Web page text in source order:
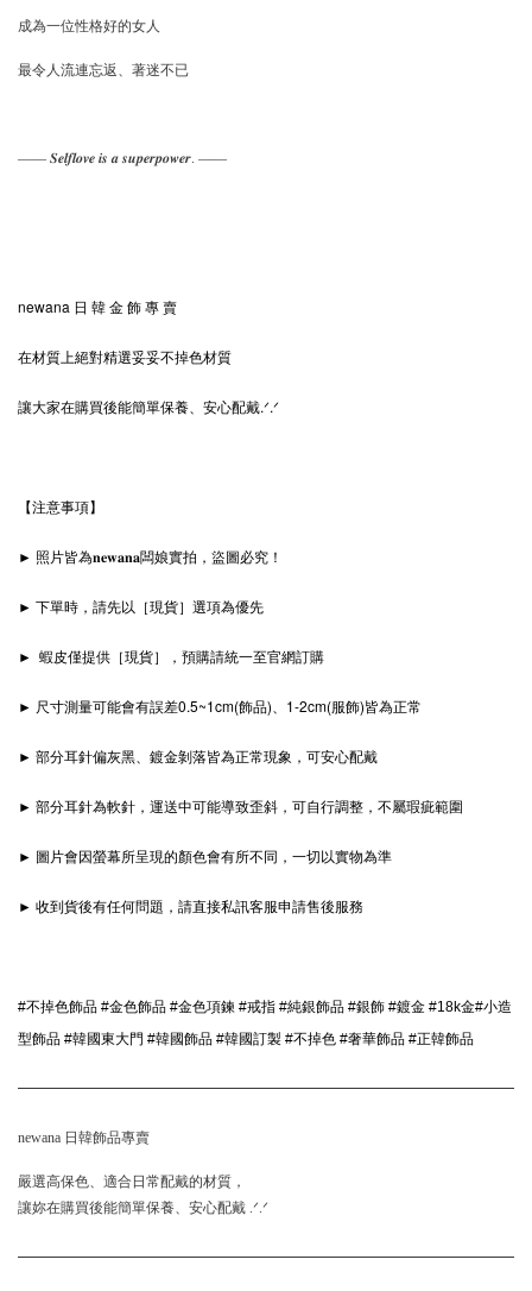
成為一位性格好的女人
最令人流連忘返、著迷不已
—— 𝑺𝒆𝒍𝒇𝒍𝒐𝒗𝒆 𝒊𝒔 𝒂 𝒔𝒖𝒑𝒆𝒓𝒑𝒐𝒘𝒆𝒓. ——
newana 日 韓 金 飾 專 賣
在材質上絕對精選妥妥不掉色材質
讓大家在購買後能簡單保養、安心配戴.ᐟ‪‪‪.ᐟ
【注意事項】
► 照片皆為𝐧𝐞𝐰𝐚𝐧𝐚闆娘實拍，盜圖必究！
► 下單時，請先以［現貨］選項為優先
► 蝦皮僅提供［現貨］，預購請統一至官網訂購
► 尺寸測量可能會有誤差0.5~1cm(飾品)、1-2cm(服飾)皆為正常
► 部分耳針偏灰黑、鍍金剝落皆為正常現象，可安心配戴
► 部分耳針為軟針，運送中可能導致歪斜，可自行調整，不屬瑕疵範圍
► 圖片會因螢幕所呈現的顏色會有所不同，一切以實物為準
► 收到貨後有任何問題，請直接私訊客服申請售後服務
#不掉色飾品 #金色飾品 #金色項鍊 #戒指 #純銀飾品 #銀飾 #鍍金 #18k金#小造
型飾品 #韓國東大門 #韓國飾品 #韓國訂製 #不掉色 #奢華飾品 #正韓飾品
newana 日韓飾品專賣
嚴選高保色、適合日常配戴的材質，
讓妳在購買後能簡單保養、安心配戴 .ᐟ.ᐟ